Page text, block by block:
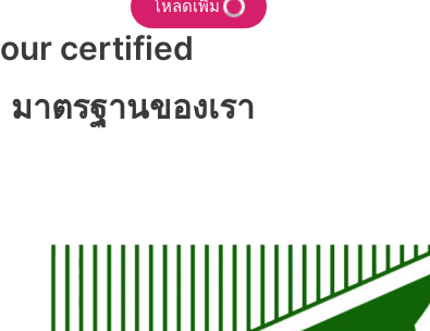
โหลดเพิ่ม
our certified
มาตรฐานของเรา